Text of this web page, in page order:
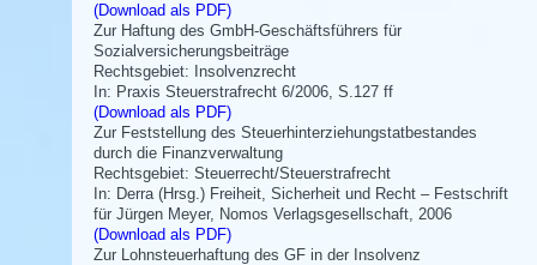
(Download als PDF)
Zur Haftung des GmbH-Geschäftsführers für
Sozialversicherungsbeiträge
Rechtsgebiet: Insolvenzrecht
In: Praxis Steuerstrafrecht 6/2006, S.127 ff
(Download als PDF)
Zur Feststellung des Steuerhinterziehungstatbestandes
durch die Finanzverwaltung
Rechtsgebiet: Steuerrecht/Steuerstrafrecht
In: Derra (Hrsg.) Freiheit, Sicherheit und Recht – Festschrift
für Jürgen Meyer, Nomos Verlagsgesellschaft, 2006
(Download als PDF)
Zur Lohnsteuerhaftung des GF in der Insolvenz